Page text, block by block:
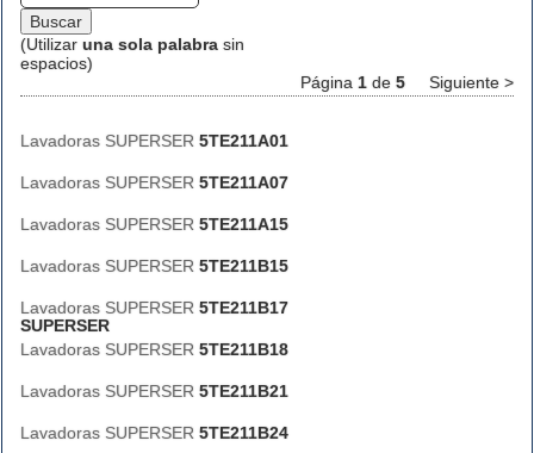
(Utilizar una sola palabra sin
espacios)
Página 1 de 5 Siguiente >
Lavadoras SUPERSER 5TE211A01
Lavadoras SUPERSER 5TE211A07
Lavadoras SUPERSER 5TE211A15
Lavadoras SUPERSER 5TE211B15
Lavadoras SUPERSER 5TE211B17
SUPERSER
Lavadoras SUPERSER 5TE211B18
Lavadoras SUPERSER 5TE211B21
Lavadoras SUPERSER 5TE211B24